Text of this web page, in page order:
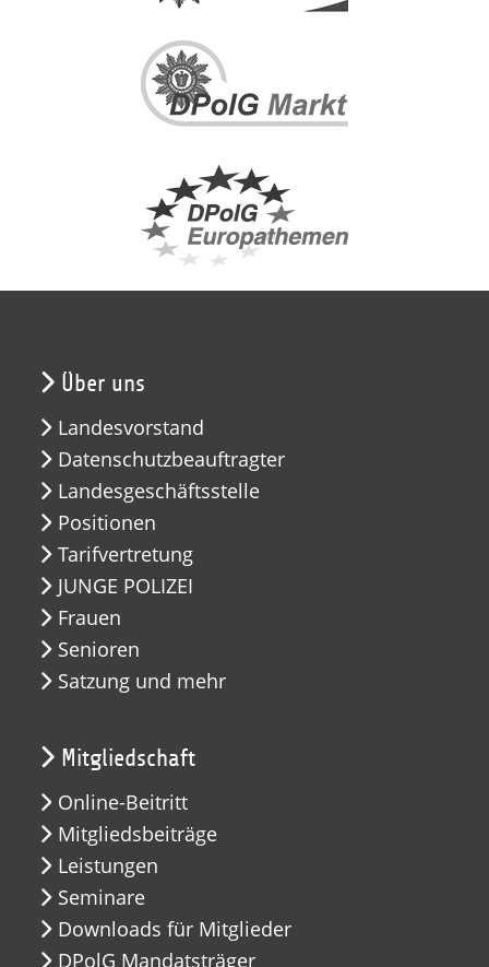
Über uns
Landesvorstand
Datenschutzbeauftragter
Landesgeschäftsstelle
Positionen
Tarifvertretung
JUNGE POLIZEI
Frauen
Senioren
Satzung und mehr
Mitgliedschaft
Online-Beitritt
Mitgliedsbeiträge
Leistungen
Seminare
Downloads für Mitglieder
DPolG Mandatsträger